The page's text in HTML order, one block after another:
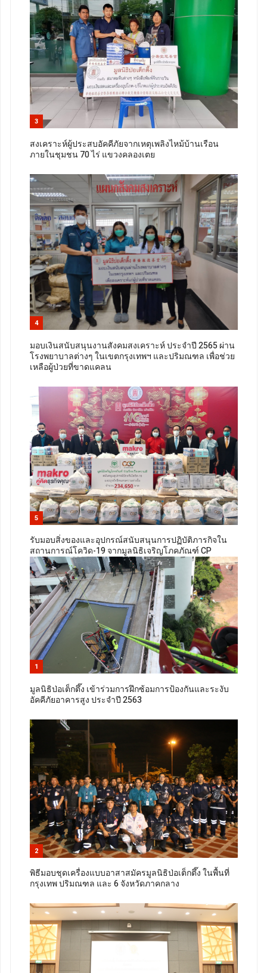
3
สงเคราะห์ผู้ประสบอัคคีภัยจากเหตุเพลิงไหม้บ้านเรือน
ภายในชุมชน 70 ไร่ แขวงคลองเตย
4
มอบเงินสนับสนุนงานสังคมสงเคราะห์ ประจำปี 2565 ผ่าน
โรงพยาบาลต่างๆ ในเขตกรุงเทพฯ และปริมณฑล เพื่อช่วย
เหลือผู้ป่วยที่ขาดแคลน
5
รับมอบสิ่งของและอุปกรณ์สนับสนุนการปฏิบัติภารกิจใน
สถานการณ์โควิด-19 จากมูลนิธิเจริญโภคภัณฑ์ CP
1
มูลนิธิป่อเต็กตึ๊ง เข้าร่วมการฝึกซ้อมการป้องกันและระงับ
อัคคีภัยอาคารสูง ประจำปี 2563
2
พิธีมอบชุดเครื่องแบบอาสาสมัครมูลนิธิป่อเต็กตึ๊ง ในพื้นที่
กรุงเทพ ปริมณฑล และ 6 จังหวัดภาคกลาง